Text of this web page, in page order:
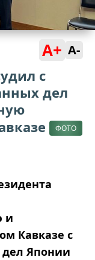
A+ A-
с
дел
ФОТО
и
Кавказе с
дел Японии